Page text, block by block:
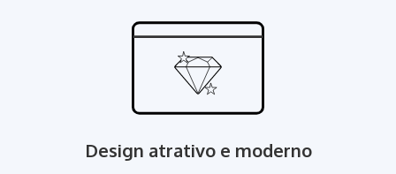
Design atrativo e moderno